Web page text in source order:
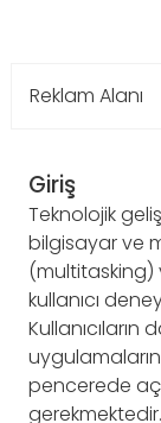
Reklam Alanı
Giriş
Teknolojik
bilgisayar ve
(multitasking)
kullanıcı
Kullanıcıların
pencerede